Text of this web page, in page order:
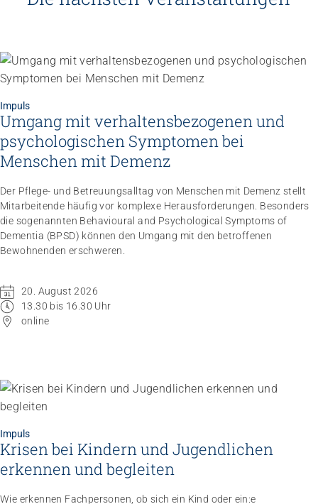
Impuls
Umgang mit verhaltensbezogenen und
psychologischen Symptomen bei Menschen mit
Demenz
Impuls
Umgang mit verhaltensbezogenen und
psychologischen Symptomen bei
Menschen mit Demenz
Der Pflege- und Betreuungsalltag von Menschen mit Demenz stellt
Mitarbeitende häufig vor komplexe Herausforderungen. Besonders
die sogenannten Behavioural and Psychological Symptoms of
Dementia (BPSD) können den Umgang mit den betroffenen
Bewohnenden erschweren.
20. August 2026
13.30 bis 16.30 Uhr
online
Impuls
Krisen bei Kindern und Jugendlichen
erkennen und begleiten
Wie erkennen Fachpersonen, ob sich ein Kind oder ein:e